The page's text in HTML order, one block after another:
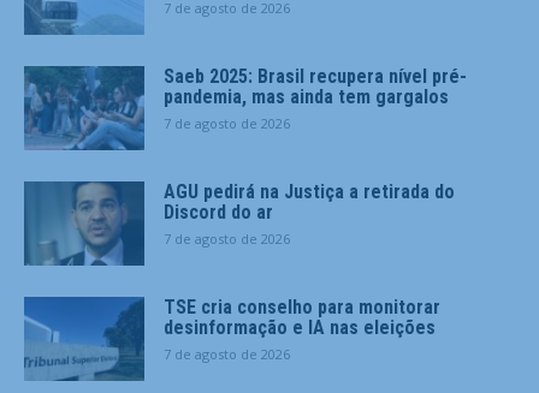
7 de agosto de 2026
Saeb 2025: Brasil recupera nível pré-
pandemia, mas ainda tem gargalos
7 de agosto de 2026
AGU pedirá na Justiça a retirada do
Discord do ar
7 de agosto de 2026
TSE cria conselho para monitorar
desinformação e IA nas eleições
7 de agosto de 2026